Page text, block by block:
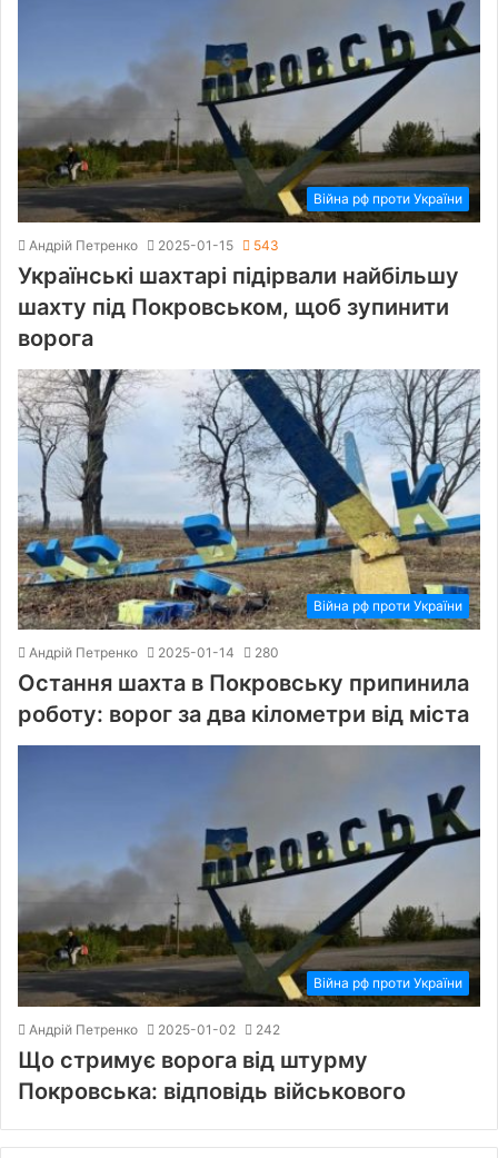
Війна рф проти України
Андрій Петренко 2025-01-15 543
Українські шахтарі підірвали найбільшу
шахту під Покровськом, щоб зупинити
ворога
Війна рф проти України
Андрій Петренко 2025-01-14 280
Остання шахта в Покровську припинила
роботу: ворог за два кілометри від міста
Війна рф проти України
Андрій Петренко 2025-01-02 242
Що стримує ворога від штурму
Покровська: відповідь військового